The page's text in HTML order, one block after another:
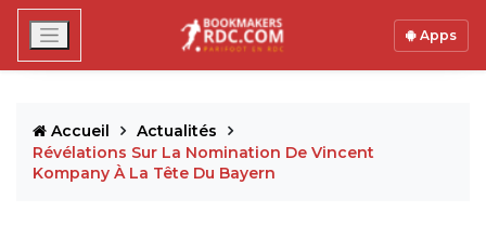
Apps
Accueil
Actualités
Révélations Sur La Nomination De Vincent
Kompany À La Tête Du Bayern